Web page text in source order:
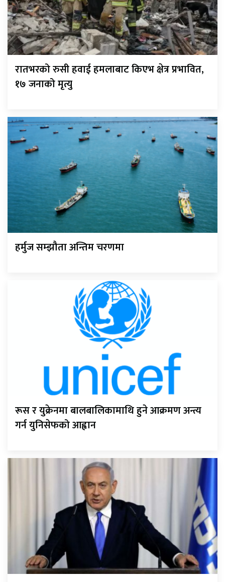
रातभरको रुसी हवाई हमलाबाट किएभ क्षेत्र प्रभावित,
१७ जनाको मृत्यु
हर्मुज सम्झौता अन्तिम चरणमा
रूस र युक्रेनमा बालबालिकामाथि हुने आक्रमण अन्त्य
गर्न युनिसेफको आह्वान